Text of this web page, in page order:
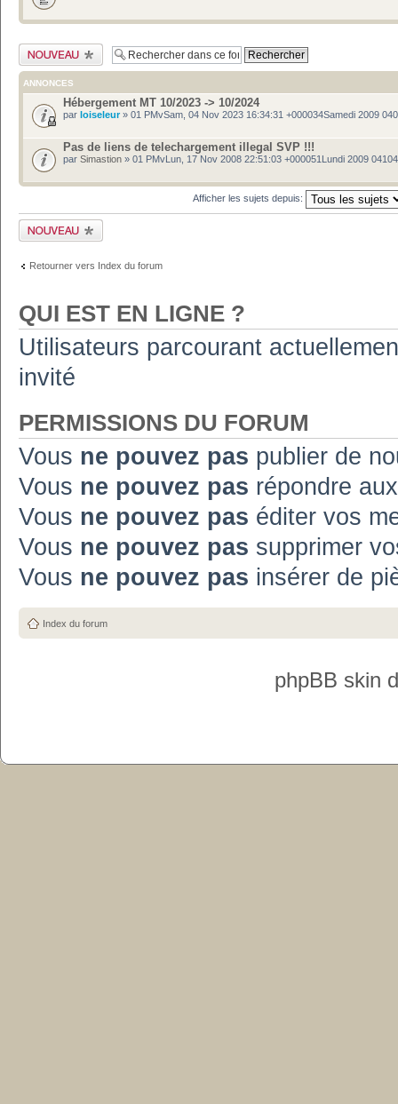
Publier un nouveau
sujet
ANNONCES
Hébergement MT 10/2023 -> 10/2024
par loiseleur» 01 PMvSam, 04 Nov 2023 16:34:31 +000034Samedi 2009
Pas de liens de telechargement illegal SVP !!!
par Simastion » 01 PMvLun, 17 Nov 2008 22:51:03 +000051Lundi 2009
Afficher les sujets depuis:
Publier un nouveau
sujet
Retourner vers Index du forum
QUI EST EN LIGNE ?
Utilisateurs parcourant
invité
PERMISSIONS DU FORUM
Vous ne pouvez pas publier de
Vous ne pouvez pas répondre
Vous ne pouvez pas éditer vos
Vous ne pouvez pas supprimer
Vous ne pouvez pas insérer de
Index du forum
phpBB skin